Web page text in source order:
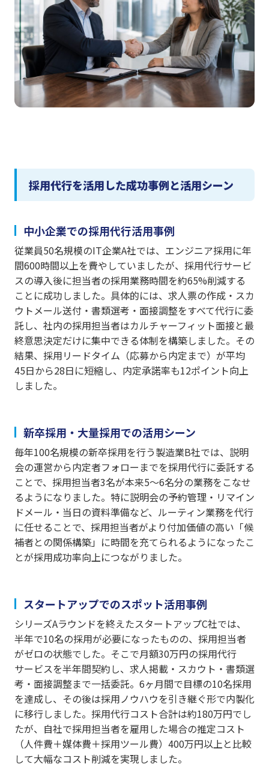
採用代行を活用した成功事例と活用シーン
中小企業での採用代行活用事例
従業員50名規模のIT企業A社では、エンジニア採用に年
間600時間以上を費やしていましたが、採用代行サービ
スの導入後に担当者の採用業務時間を約65%削減する
ことに成功しました。具体的には、求人票の作成・スカ
ウトメール送付・書類選考・面接調整をすべて代行に委
託し、社内の採用担当者はカルチャーフィット面接と最
終意思決定だけに集中できる体制を構築しました。その
結果、採用リードタイム（応募から内定まで）が平均
45日から28日に短縮し、内定承諾率も12ポイント向上
しました。
新卒採用・大量採用での活用シーン
毎年100名規模の新卒採用を行う製造業B社では、説明
会の運営から内定者フォローまでを採用代行に委託する
ことで、採用担当者3名が本来5〜6名分の業務をこなせ
るようになりました。特に説明会の予約管理・リマイン
ドメール・当日の資料準備など、ルーティン業務を代行
に任せることで、採用担当者がより付加価値の高い「候
補者との関係構築」に時間を充てられるようになったこ
とが採用成功率向上につながりました。
スタートアップでのスポット活用事例
シリーズAラウンドを終えたスタートアップC社では、
半年で10名の採用が必要になったものの、採用担当者
がゼロの状態でした。そこで月額30万円の採用代行
サービスを半年間契約し、求人掲載・スカウト・書類選
考・面接調整まで一括委託。6ヶ月間で目標の10名採用
を達成し、その後は採用ノウハウを引き継ぐ形で内製化
に移行しました。採用代行コスト合計は約180万円でし
たが、自社で採用担当者を雇用した場合の推定コスト
（人件費＋媒体費＋採用ツール費）400万円以上と比較
して大幅なコスト削減を実現しました。